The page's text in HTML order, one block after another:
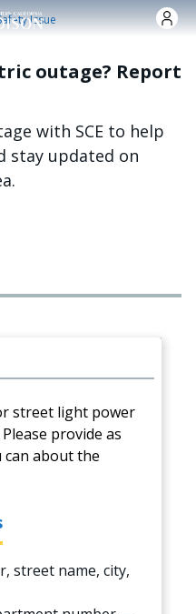
Issue
outage? Report
with SCE to help
stay updated on
street light power
provide as
about the
street name, city,